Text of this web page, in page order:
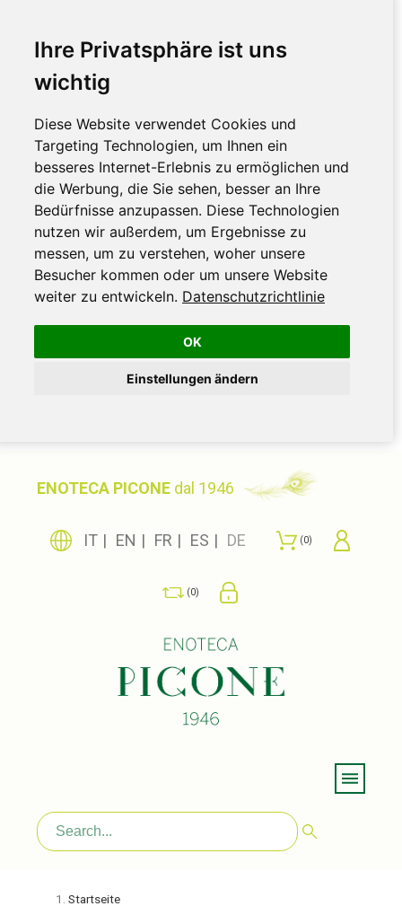
Ihre Privatsphäre ist uns
wichtig
Diese Website verwendet Cookies und
Targeting Technologien, um Ihnen ein
besseres Internet-Erlebnis zu ermöglichen und
die Werbung, die Sie sehen, besser an Ihre
Bedürfnisse anzupassen. Diese Technologien
nutzen wir außerdem, um Ergebnisse zu
messen, um zu verstehen, woher unsere
Besucher kommen oder um unsere Website
weiter zu entwickeln. Datenschutzrichtlinie
OK
Einstellungen ändern
ENOTECA PICONE dal 1946
IT EN FR ES DE 0
0
Startseite